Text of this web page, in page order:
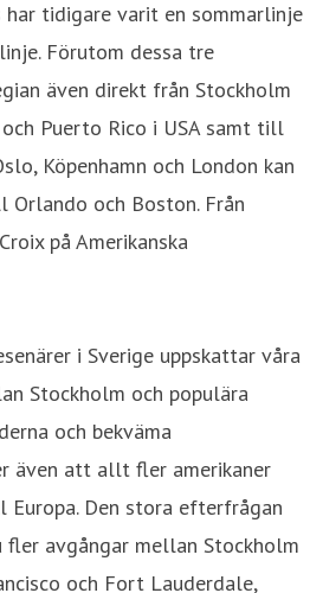
har tidigare varit en sommarlinje
Förutom dessa tre
även direkt från Stockholm
Puerto Rico i USA samt till
Köpenhamn och London kan
och Boston. Från
på Amerikanska
i Sverige uppskattar våra
Stockholm och populära
och bekväma
även att allt fler amerikaner
Den stora efterfrågan
avgångar mellan Stockholm
och Fort Lauderdale,